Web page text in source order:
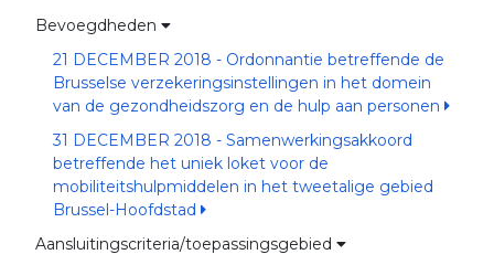
Bevoegdheden
21 DECEMBER 2018 - Ordonnantie betreffende de
Brusselse verzekeringsinstellingen in het domein
van de gezondheidszorg en de hulp aan personen
31 DECEMBER 2018 - Samenwerkingsakkoord
betreffende het uniek loket voor de
mobiliteitshulpmiddelen in het tweetalige gebied
Brussel-Hoofdstad
Aansluitingscriteria/toepassingsgebied